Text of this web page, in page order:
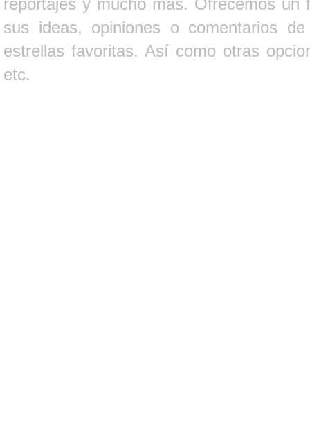
sus ideas, opiniones o comentarios
estrellas favoritas. Así como otras
etc.